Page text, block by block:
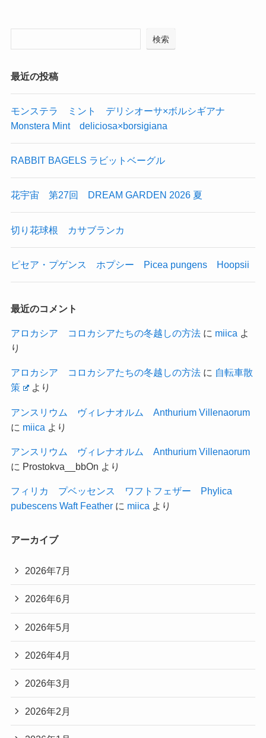
検索
最近の投稿
モンステラ ミント デリシオーサ×ボルシギアナ
Monstera Mint deliciosa×borsigiana
RABBIT BAGELS ラビットベーグル
花宇宙 第27回 DREAM GARDEN 2026 夏
切り花球根 カサブランカ
ピセア・プゲンス ホプシー Picea pungens Hoopsii
最近のコメント
アロカシア コロカシアたちの冬越しの方法に miica よ
り
アロカシア コロカシアたちの冬越しの方法に 自転車散
策
より
アンスリウム ヴィレナオルム Anthurium Villenaorum
に miica より
アンスリウム ヴィレナオルム Anthurium Villenaorum
に Prostokva__bbOn より
フィリカ プベッセンス ワフトフェザー Phylica
pubescens Waft Featherに miica より
アーカイブ
2026年7月
2026年6月
2026年5月
2026年4月
2026年3月
2026年2月